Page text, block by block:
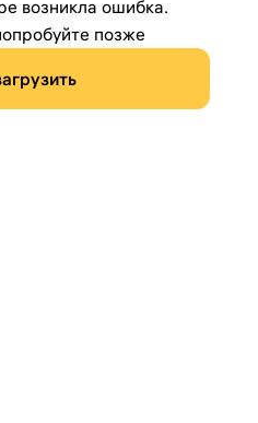
возникла ошибка.
позже